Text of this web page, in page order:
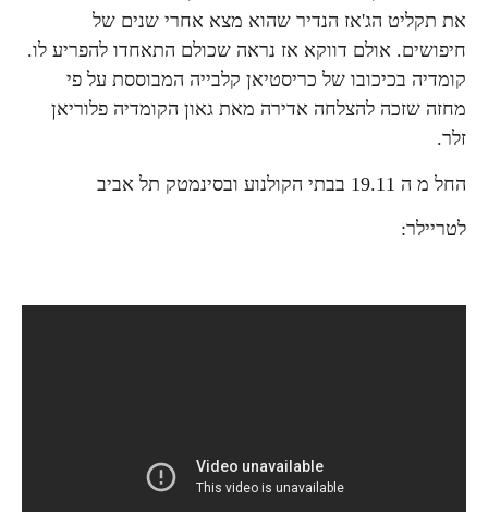
את תקליט הג'אז הנדיר שהוא מצא אחרי שנים של
חיפושים. אולם דווקא אז נראה שכולם התאחדו להפריע לו.
קומדיה בכיכובו של כריסטיאן קלבייה המבוססת על פי
מחזה שזכה להצלחה אדירה מאת גאון הקומדיה פלוריאן
זלר.
החל מ ה 19.11 בבתי הקולנוע ובסינמטק תל אביב
לטריילר: